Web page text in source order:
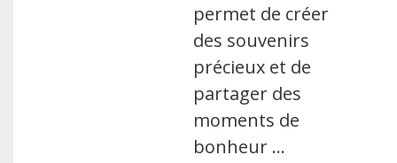
permet de créer
des souvenirs
précieux et de
partager des
moments de
bonheur …